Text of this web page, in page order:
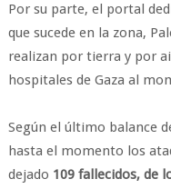
Por su parte, el portal
que sucede en la zona,
realizan por tierra y por
hospitales de Gaza al
Según el último balance
hasta el momento los
dejado 109 fallecidos, de